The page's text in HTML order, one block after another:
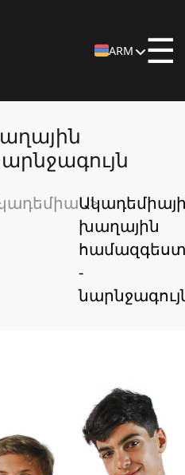
ARM ☰
խաղային
համազգեստ
-